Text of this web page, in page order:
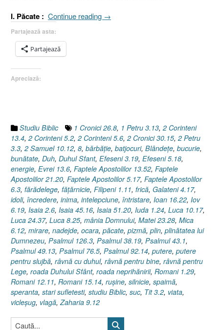
I. Păcate : Continue reading „Plin.
Sfânt
?”
→
Partajează asta:
Partajează
Apreciază:
Studiu Biblic 1 Cronici 26.8, 1 Petru 3.13, 2 Corinteni
13.4, 2 Corinteni 5.2, 2 Corinteni 5.6, 2 Cronici 30.15, 2 Petru
3.3, 2 Samuel 10.12, 8, bărbăţie, batjocuri, Blândeţe, bucurie,
bunătate, Duh, Duhul Sfant, Efeseni 3.19, Efeseni 5.18,
energie, Evrei 13.6, Faptele Apostolilor 13.52, Faptele
Apostolilor 21.20, Faptele Apostolilor 5.17, Faptele Apostolilor
6.3, fărădelege, făţărnicie, Filipeni 1.11, frică, Galateni 4.17,
idoli, încredere, inima, intelepciune, întristare, Ioan 16.22, Iov
6.19, Isaia 2.6, Isaia 45.16, Isaia 51.20, Iuda 1.24, Luca 10.17,
Luca 24.37, Luca 8.25, mânia Domnului, Matei 23.28, Mica
6.12, mirare, nadejde, ocara, păcate, pizmă, plin, plinătatea lui
Dumnezeu, Psalmul 126.3, Psalmul 38.19, Psalmul 43.1,
Psalmul 49.13, Psalmul 76.5, Psalmul 92.14, putere, putere
pentru slujbă, râvnă cu duhul, râvnă pentru bine, râvnă pentru
Lege, roada Duhului Sfânt, roada neprihănirii, Romani 1.29,
Romani 12.11, Romani 15.14, ruşine, silnicie, spaimă,
speranta, stari sufletesti, studiu Biblic, suc, Tit 3.2, viata,
vicleşug, vlagă,Zaharia 9.12